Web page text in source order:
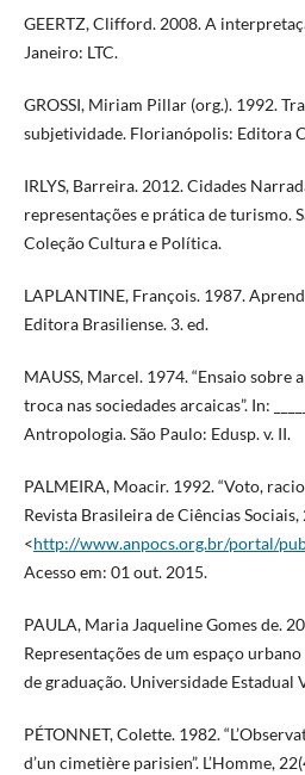
GEERTZ, Clifford. 2008. A
Janeiro: LTC.
GROSSI, Miriam Pillar (org.). 1992.
subjetividade. Florianópolis: Editora
IRLYS, Barreira. 2012. Cidades
representações e prática de turismo.
Coleção Cultura e Política.
LAPLANTINE, François. 1987.
Editora Brasiliense. 3. ed.
MAUSS, Marcel. 1974. “Ensaio sobre
troca nas sociedades arcaicas”. In:
Antropologia. São Paulo: Edusp. v. II.
PALMEIRA, Moacir. 1992. “Voto,
Revista Brasileira de Ciências
<http://www.anpocs.org.br/portal/
Acesso em: 01 out. 2015.
PAULA, Maria Jaqueline Gomes de.
Representações de um espaço
de graduação. Universidade Estadual
PÉTONNET, Colette. 1982.
d’un cimetière parisien”. L’Homme,